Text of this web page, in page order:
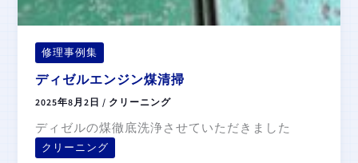
修理事例集
ディゼルエンジン煤清掃
2025年8月2日/ クリーニング
ディゼルの煤徹底洗浄させていただきました
クリーニング